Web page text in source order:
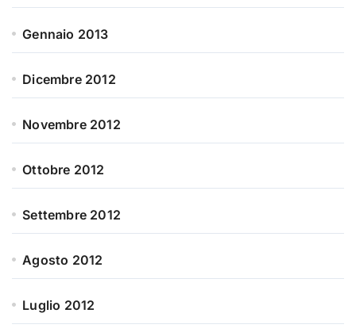
Gennaio 2013
Dicembre 2012
Novembre 2012
Ottobre 2012
Settembre 2012
Agosto 2012
Luglio 2012